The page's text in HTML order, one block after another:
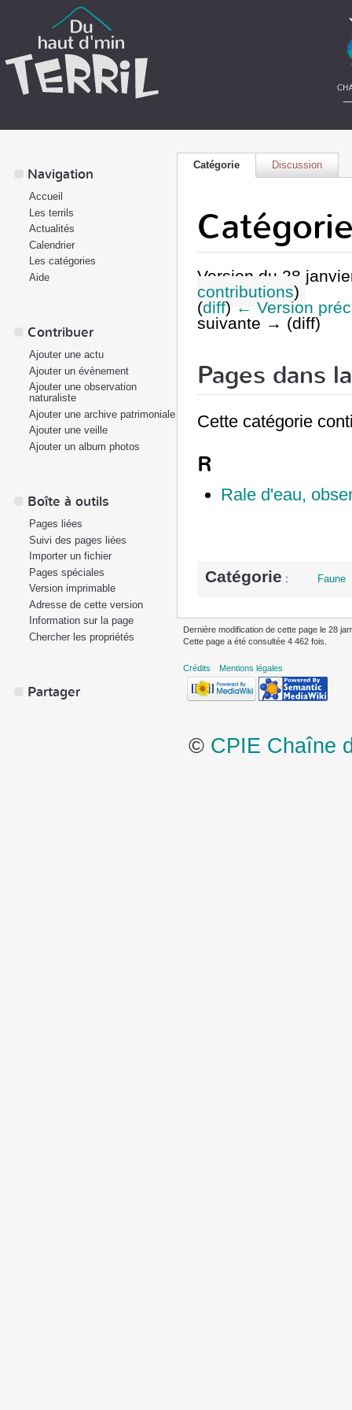
Catégorie Discussion
Version du 28
contributions)
(diff) ← Version
suivante → (diff)
Pages dans
Cette catégorie
R
Rale d'eau,
Catégorie : Faune
Navigation
Accueil
Les terrils
Actualités
Calendrier
Les catégories
Aide
Contribuer
Ajouter une actu
Ajouter un évènement
Ajouter une observation
naturaliste
Ajouter une archive patrimoniale
Ajouter une veille
Ajouter un album photos
Boîte à outils
Pages liées
Suivi des pages liées
Importer un fichier
Pages spéciales
Version imprimable
Adresse de cette version
Information sur la page
Chercher les propriétés
Partager
Dernière modification de cette page le 28
Cette page a été consultée 4 462 fois.
Crédits Mentions légales
© CPIE Chaîne